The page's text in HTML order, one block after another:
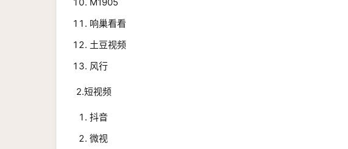
响巢看看
土豆视频
风行
2.短视频
抖音
微视